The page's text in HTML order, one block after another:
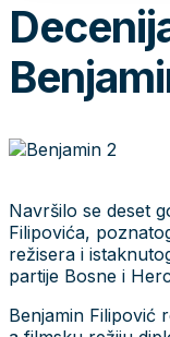
Navršilo se deset
Filipovića,
režisera i
partije Bosne i
Benjamin Filipović